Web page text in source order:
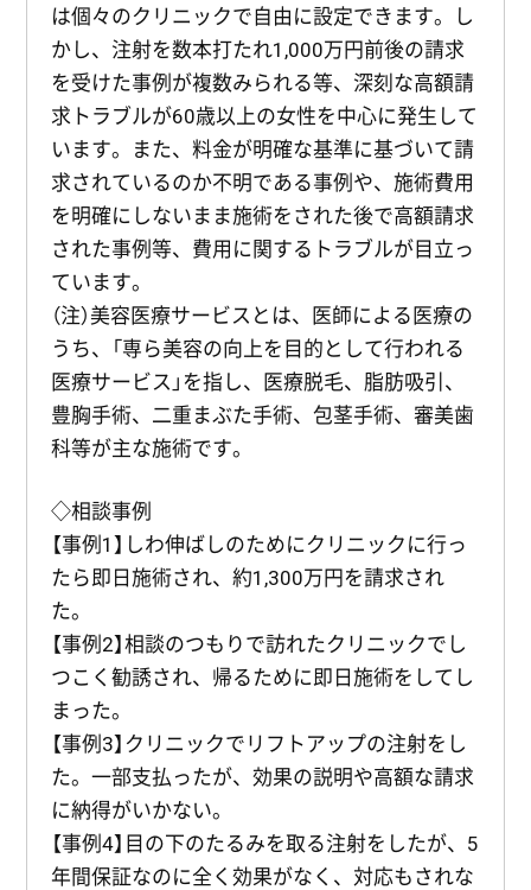
は個々のクリニックで自由に設定できます。し
かし、注射を数本打たれ1,000万円前後の請求
を受けた事例が複数みられる等、深刻な高額請
求トラブルが60歳以上の女性を中心に発生して
います。また、料金が明確な基準に基づいて請
求されているのか不明である事例や、施術費用
を明確にしないまま施術をされた後で高額請求
された事例等、費用に関するトラブルが目立っ
ています。
（注）美容医療サービスとは、医師による医療の
うち、「専ら美容の向上を目的として行われる
医療サービス」を指し、医療脱毛、脂肪吸引、
豊胸手術、二重まぶた手術、包茎手術、審美歯
科等が主な施術です。
◇相談事例
【事例1】しわ伸ばしのためにクリニックに行っ
たら即日施術され、約1,300万円を請求され
た。
【事例2】相談のつもりで訪れたクリニックでし
つこく勧誘され、帰るために即日施術をしてし
まった。
【事例3】クリニックでリフトアップの注射をし
た。一部支払ったが、効果の説明や高額な請求
に納得がいかない。
【事例4】目の下のたるみを取る注射をしたが、5
年間保証なのに全く効果がなく、対応もされな